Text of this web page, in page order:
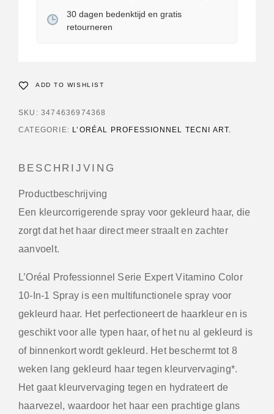
30 dagen bedenktijd en gratis
retourneren
ADD TO WISHLIST
SKU: 3474636974368
CATEGORIE: L’ORÉAL PROFESSIONNEL TECNI ART.
BESCHRIJVING
Productbeschrijving
Een kleurcorrigerende spray voor gekleurd haar, die
zorgt dat het haar direct meer straalt en zachter
aanvoelt.
L’Oréal Professionnel Serie Expert Vitamino Color
10-In-1 Spray is een multifunctionele spray voor
gekleurd haar. Het perfectioneert de haarkleur en is
geschikt voor alle typen haar, of het nu al gekleurd is
of binnenkort wordt gekleurd. Het beschermt tot 8
weken lang gekleurd haar tegen kleurvervaging*.
Het gaat kleurvervaging tegen en hydrateert de
haarvezel, waardoor het haar een prachtige glans